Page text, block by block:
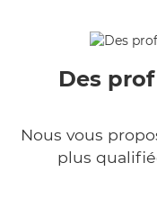
Des
Nous vous
plus